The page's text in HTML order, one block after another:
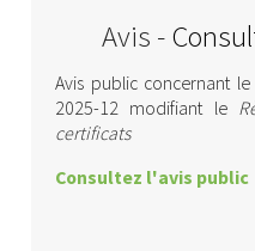
Avis -
Avis public concernant
2025-12 modifiant le
certificats
Consultez l'avis public